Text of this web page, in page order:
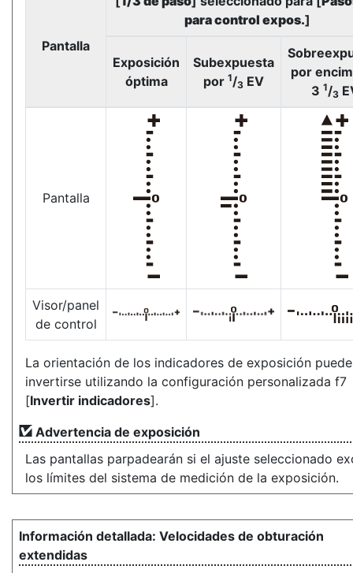
Pantalla
para control expos.]
Exposición
óptima
Subexpuesta
por 1/3 EV
por
3 1/3
Pantalla
Visor/panel
de control
La orientación de los indicadores de exposición puede
invertirse utilizando la configuración personalizada f7
[Invertir indicadores].
Advertencia de exposición
Las pantallas parpadearán si el ajuste seleccionado
los límites del sistema de medición de la exposición.
Velocidades de obturación
extendidas